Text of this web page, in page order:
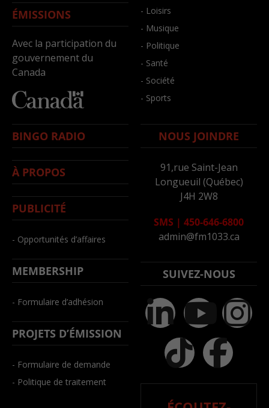
ÉMISSIONS
Avec la participation du
gouvernement du
Canada
- Loisirs
- Musique
- Politique
- Santé
- Société
- Sports
BINGO RADIO
À PROPOS
PUBLICITÉ
- Opportunités d’affaires
MEMBERSHIP
- Formulaire d’adhésion
PROJETS D’ÉMISSION
- Formulaire de demande
- Politique de traitement
NOUS JOINDRE
91,rue Saint-Jean
Longueuil (Québec)
J4H 2W8
SMS | 450-646-6800
admin@fm1033.ca
SUIVEZ-NOUS